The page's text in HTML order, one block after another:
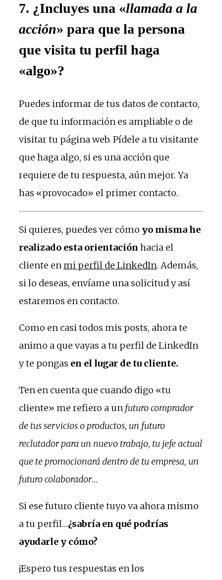
7. ¿Incluyes una «llamada a la
acción» para que la persona
que visita tu perfil haga
«algo»?
Puedes informar de tus datos de contacto,
de que tu información es ampliable o de
visitar tu página web. Pídele a tu visitante
que haga algo, si es una acción que
requiere de tu respuesta, aún mejor. Ya
has «provocado» el primer contacto.
Si quieres, puedes ver cómo yo misma he
realizado esta orientación hacia el
cliente en mi perfil de LinkedIn. Además,
si lo deseas, envíame una solicitud y así
estaremos en contacto.
Como en casi todos mis posts, ahora te
animo a que vayas a tu perfil de LinkedIn
y te pongas en el lugar de tu cliente.
Ten en cuenta que cuando digo «tu
cliente» me refiero a un futuro comprador
de tus servicios o productos, un futuro
reclutador para un nuevo trabajo, tu jefe actual
que te promocionará dentro de tu empresa, un
futuro colaborador…
Si ese futuro cliente tuyo va ahora mismo
a tu perfil…¿sabría en qué podrías
ayudarle y cómo?
¡Espero tus respuestas en los